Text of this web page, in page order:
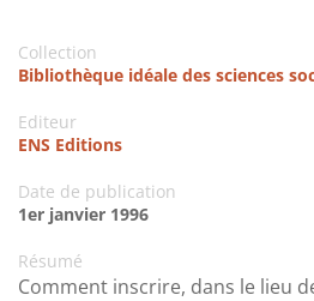
Collection
Bibliothèque idéale des sciences
Editeur
ENS Editions
Date de publication
1er janvier 1996
Résumé
Comment inscrire, dans le lieu